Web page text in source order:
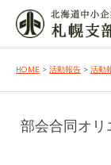
HOME > 活動報告 > 活動
部会合同オ